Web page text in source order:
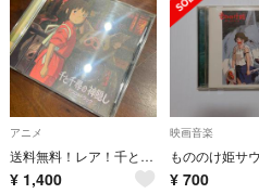
アニメ
送料無料！レア！千と千尋の神隠し サントラ CD 癒される
¥ 1,400
映画音楽
¥ 700